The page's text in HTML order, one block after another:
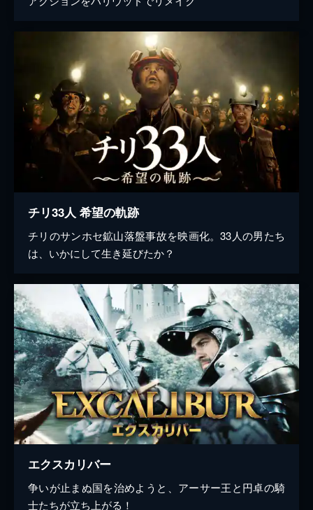
チリ33人 希望の軌跡
チリのサンホセ鉱山落盤事故を映画化。33人の男たち
は、いかにして生き延びたか？
エクスカリバー
争いが止まぬ国を治めようと、アーサー王と円卓の騎
士たちが立ち上がる！